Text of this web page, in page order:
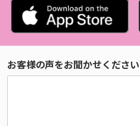
お客様の声をお聞かせください